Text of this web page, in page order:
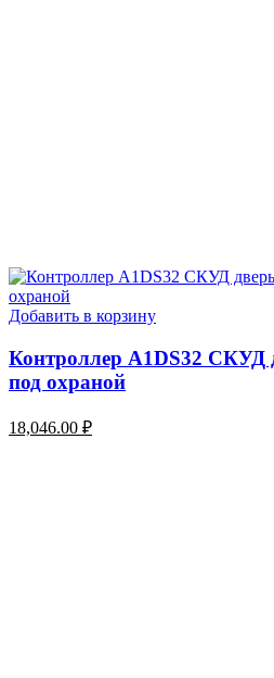
Добавить в корзину
Контроллер A1DS32 СКУД
под охраной
18,046.00 ₽